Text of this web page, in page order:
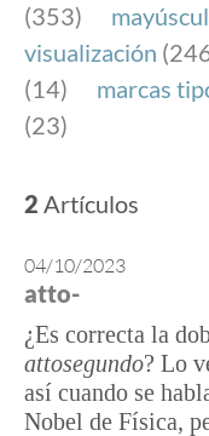
(353)
visualización
(14)
marcas
(23)
2 Artículos
04/10/2023
atto-
¿Es correcta la
attosegundo? Lo
así cuando se
Nobel de Física,